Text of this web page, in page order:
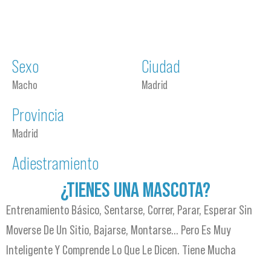
Sexo
Macho
Ciudad
Madrid
Provincia
Madrid
Adiestramiento
¿TIENES UNA MASCOTA?
Entrenamiento Básico, Sentarse, Correr, Parar, Esperar Sin
Moverse De Un Sitio, Bajarse, Montarse… Pero Es Muy
Inteligente Y Comprende Lo Que Le Dicen. Tiene Mucha